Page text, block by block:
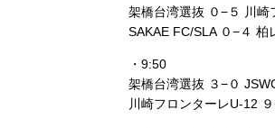
架橋台湾選抜 ０−５ 川崎
SAKAE FC/SLA ０−４ 柏
・9:50
架橋台湾選抜 ３−０
川崎フロンターレU‑12